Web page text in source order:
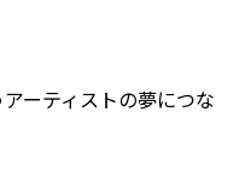
ーティストの夢につな